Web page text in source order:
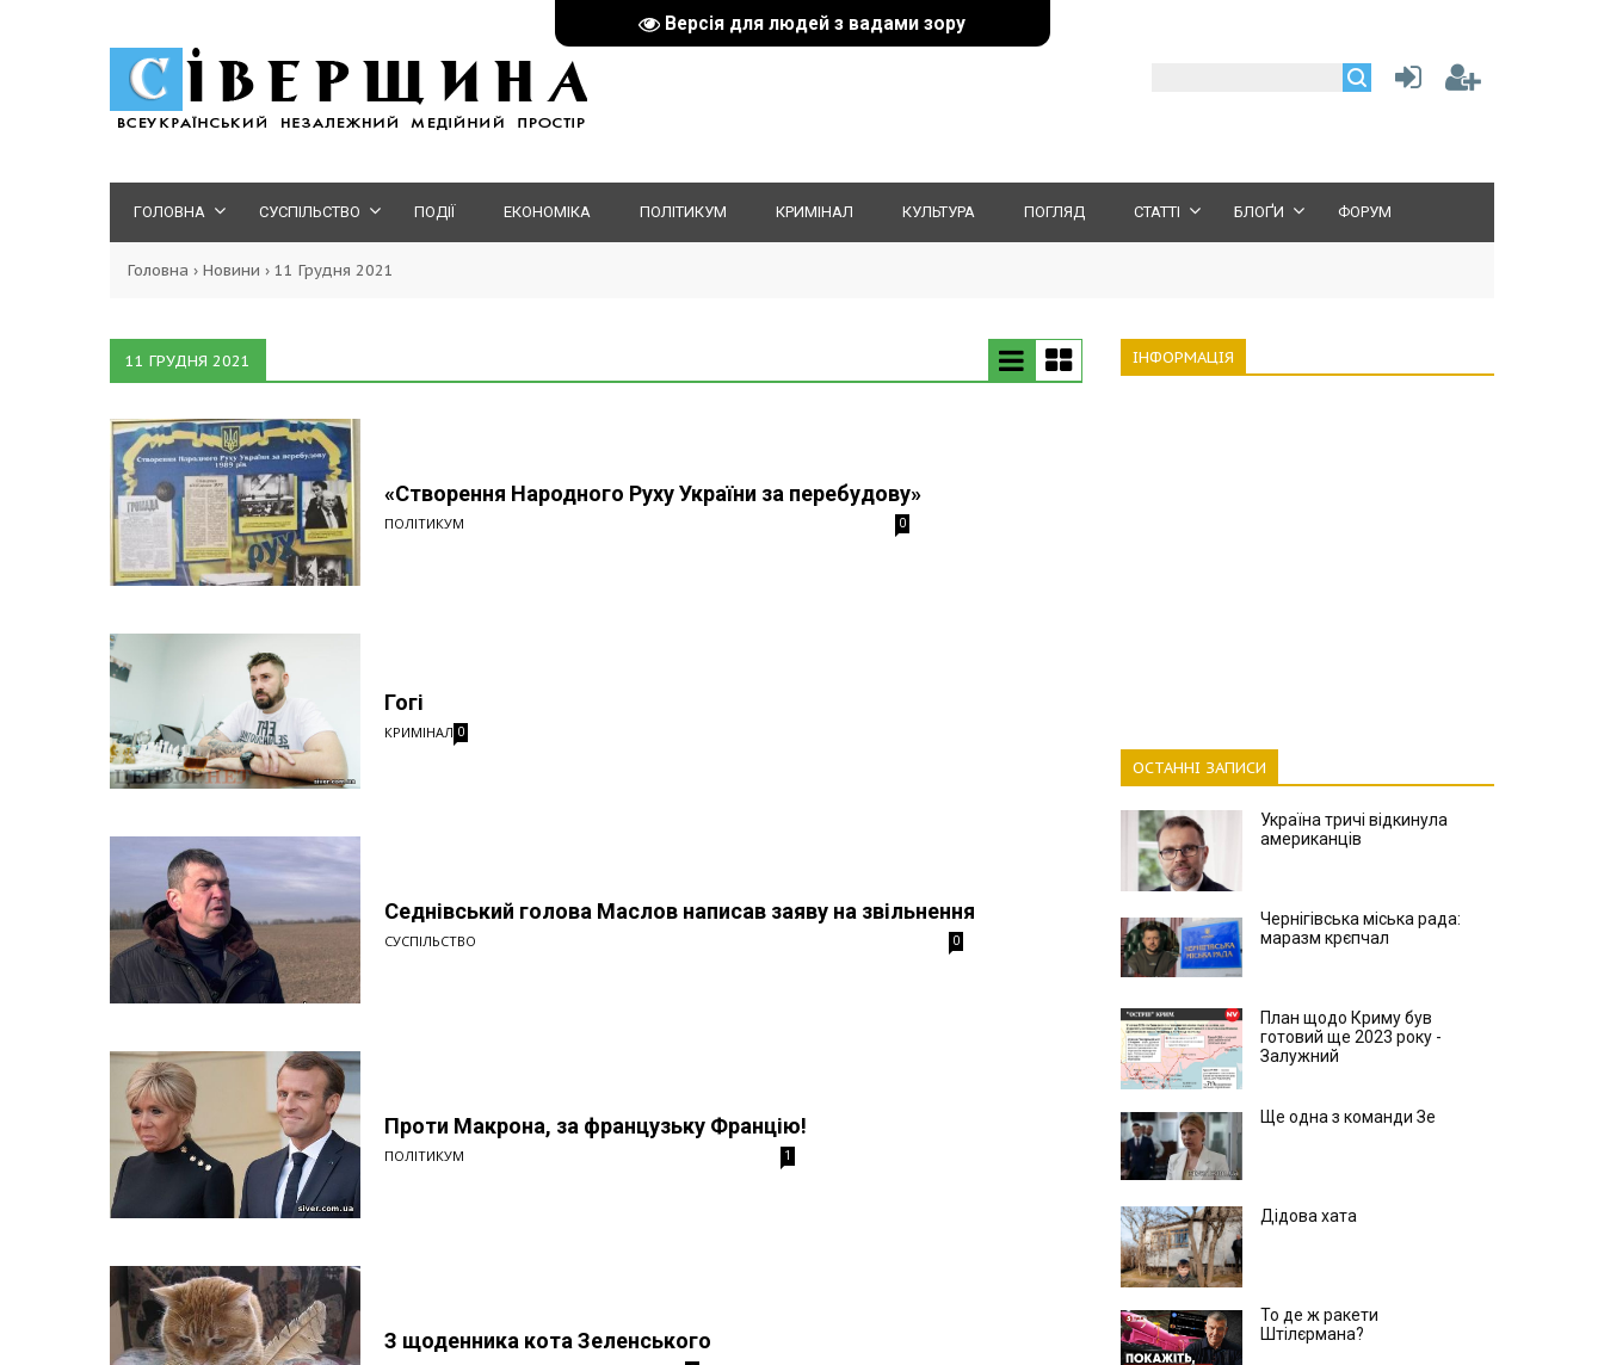
Версія для людей з вадами зору
ГОЛОВНА СУСПІЛЬСТВО ПОДІЇ ЕКОНОМІКА ПОЛІТИКУМ КРИМІНАЛ КУЛЬТУРА ПОГЛЯД СТАТТІ БЛОҐИ ФОРУМ
Головна › Новини › 11 Грудня 2021
11 ГРУДНЯ 2021
«Створення Народного Руху України за перебудову»
ПОЛІТИКУМ 0
Гогі
КРИМІНАЛ 0
Седнівський голова Маслов написав заяву на звільнення
СУСПІЛЬСТВО 0
Проти Макрона, за французьку Францію!
ПОЛІТИКУМ 1
З щоденника кота Зеленського
ІНФОРМАЦІЯ
ОСТАННІ ЗАПИСИ
Україна тричі відкинула
американців
Чернігівська міська рада:
маразм крєпчал
План щодо Криму був
готовий ще 2023 року -
Залужний
Ще одна з команди Зе
Дідова хата
То де ж ракети
Штілєрмана?